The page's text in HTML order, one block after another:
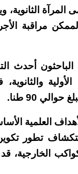
مراقبة
أحدث
الأولية
90 طنا.
العلمية
تطور
الخارجية،